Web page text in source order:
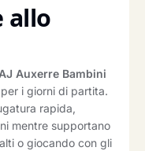
allo
Auxerre Bambini
i giorni di partita.
rapida,
mentre supportano
o giocando con gli